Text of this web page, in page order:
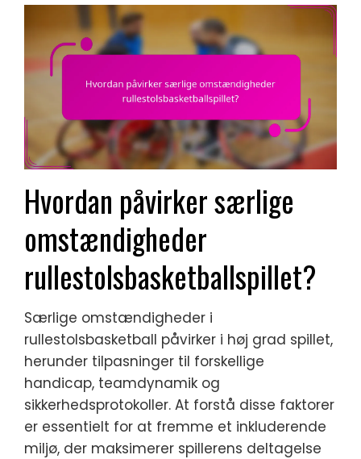
Hvordan påvirker særlige
omstændigheder
rullestolsbasketballspillet?
Særlige omstændigheder i
rullestolsbasketball påvirker i høj grad spillet,
herunder tilpasninger til forskellige
handicap, teamdynamik og
sikkerhedsprotokoller. At forstå disse faktorer
er essentielt for at fremme et inkluderende
miljø, der maksimerer spillerens deltagelse